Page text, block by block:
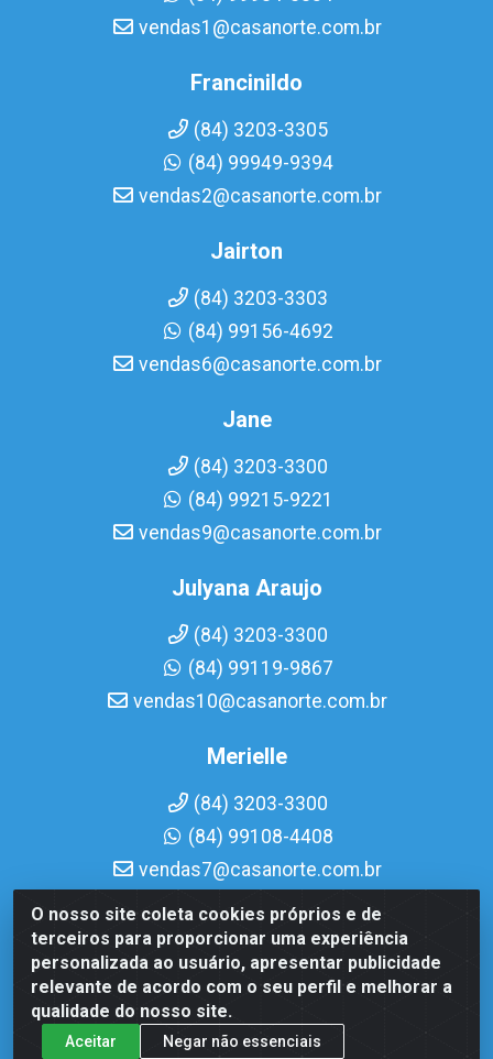
O nosso site coleta cookies próprios e de
terceiros para proporcionar uma experiência
personalizada ao usuário, apresentar publicidade
relevante de acordo com o seu perfil e melhorar a
qualidade do nosso site.
Aceitar Negar não essenciais
vendas1@casanorte.com.br
Francinildo
(84) 3203-3305
(84) 99949-9394
vendas2@casanorte.com.br
Jairton
(84) 3203-3303
(84) 99156-4692
vendas6@casanorte.com.br
Jane
(84) 3203-3300
(84) 99215-9221
vendas9@casanorte.com.br
Julyana Araujo
(84) 3203-3300
(84) 99119-9867
vendas10@casanorte.com.br
Merielle
(84) 3203-3300
(84) 99108-4408
vendas7@casanorte.com.br
Casa Norte LTDA - Av. Interventor Mário Câmara, 1815 - Dix-
Sept Rosado, Natal/RN - CEP 59054-600 - CNPJ
08.713.513/0001-51